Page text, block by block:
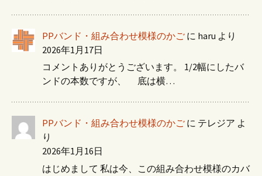
PPバンド・組み合わせ模様のかご に haru より
2026年1月17日
コメントありがとうございます。 1/2幅にしたバ
ンドの本数ですが、 底は横…
PPバンド・組み合わせ模様のかご に テレジア よ
り
2026年1月16日
はじめまして 私は今、この組み合わせ模様のカバ